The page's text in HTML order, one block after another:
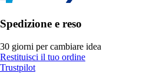
Spedizione e reso
30 giorni per cambiare idea
Restituisci il tuo ordine
Trustpilot